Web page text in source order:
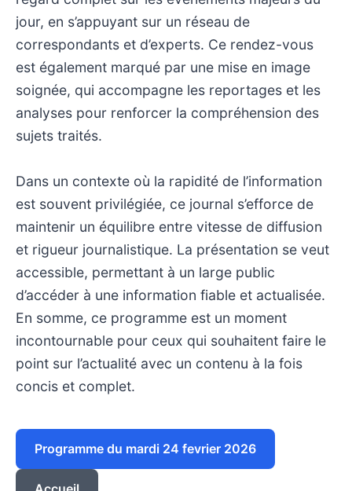
jour, en s’appuyant sur un réseau de
correspondants et d’experts. Ce rendez-vous
est également marqué par une mise en image
soignée, qui accompagne les reportages et les
analyses pour renforcer la compréhension des
sujets traités.
Dans un contexte où la rapidité de l’information
est souvent privilégiée, ce journal s’efforce de
maintenir un équilibre entre vitesse de diffusion
et rigueur journalistique. La présentation se veut
accessible, permettant à un large public
d’accéder à une information fiable et actualisée.
En somme, ce programme est un moment
incontournable pour ceux qui souhaitent faire le
point sur l’actualité avec un contenu à la fois
concis et complet.
Programme du mardi 24 fevrier 2026